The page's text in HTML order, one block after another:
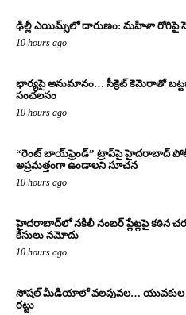
ఢిల్లీ ఎయిమ్స్‌లో దారుణం: మహిళా రోగిపై
10 hours ago
భార్యపై అనుమానం… సీక్రెట్ కెమెరాతో
సంచలనం
10 hours ago
“రెంట్ బాయ్‌ఫ్రెండ్” ట్రాప్‌పై హైదరాబాద్
అప్రమత్తంగా ఉండాలని సూచన
10 hours ago
హైదరాబాద్‌లో నకిలీ నంబర్ ప్లేట్లపై కఠిన
కేసులు నమోదు
10 hours ago
సోషల్ మీడియాలో వలపువల… యువకుల
రట్టు